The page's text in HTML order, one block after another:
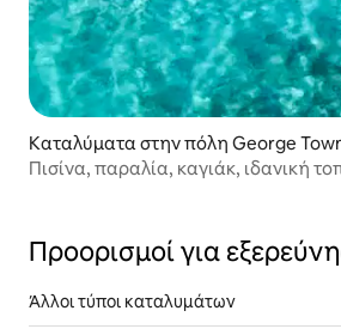
Καταλύματα στην πόλη George
Πισίνα, παραλία, καγιάκ, ιδανική
Προορισμοί για
Άλλοι τύποι καταλυμάτων